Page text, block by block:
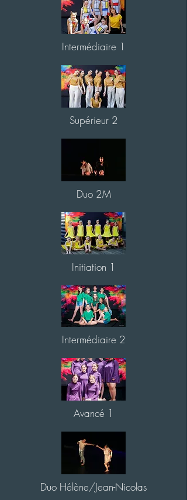
Intermédiaire 1
Supérieur 2
Duo 2M
Initiation 1
Intermédiaire 2
Avancé 1
Duo Hélène/Jean-Nicolas